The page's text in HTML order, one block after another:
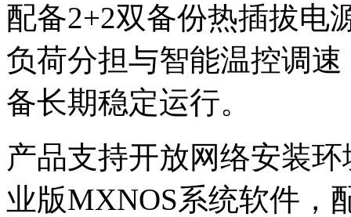
配备2+2双备份热插拔电
负荷分担与智能温控调速
备长期稳定运行。
产品支持开放网络安装环
业版MXNOS系统软件